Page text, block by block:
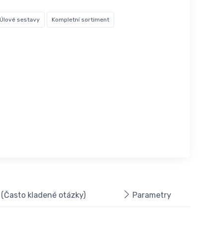
Úlové sestavy Kompletní sortiment
(Často kladené otázky) Parametry